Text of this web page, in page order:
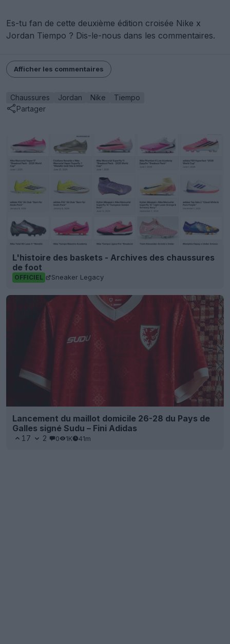
Es-tu fan de cette deuxième édition croisée Nike x
Jordan Tiempo ? Dis-le-nous dans les commentaires.
Afficher les commentaires
Chaussures Jordan Nike
Tiempo
Partager
L'histoire des baskets - Archives des chaussures
de foot
OFFICIEL Sneaker Legacy
Lancement du maillot domicile 26-28 du Pays de
Galles signé Sudu – Fini Adidas
17 2 0 1K 41m